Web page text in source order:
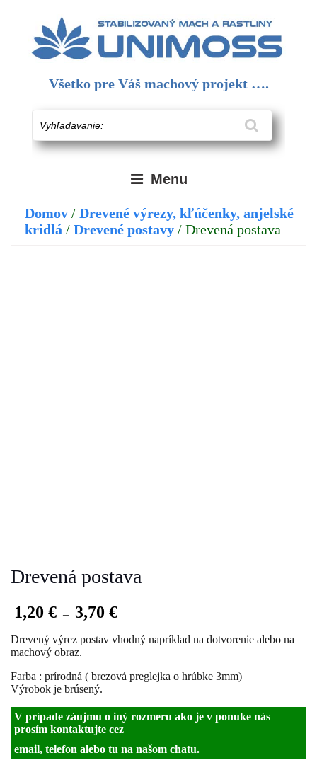
Všetko pre Váš machový projekt ….
Menu
Domov / Drevené výrezy, kľúčenky, anjelské
kridlá / Drevené postavy / Drevená postava
Drevená postava
1,20 € – 3,70 €
Drevený výrez postav vhodný napríklad na dotvorenie alebo na
machový obraz.
Farba : prírodná ( brezová preglejka o hrúbke 3mm)
Výrobok je brúsený.
V prípade záujmu o iný rozmeru ako je v ponuke nás
prosím kontaktujte cez
email, telefon alebo tu na našom chatu.